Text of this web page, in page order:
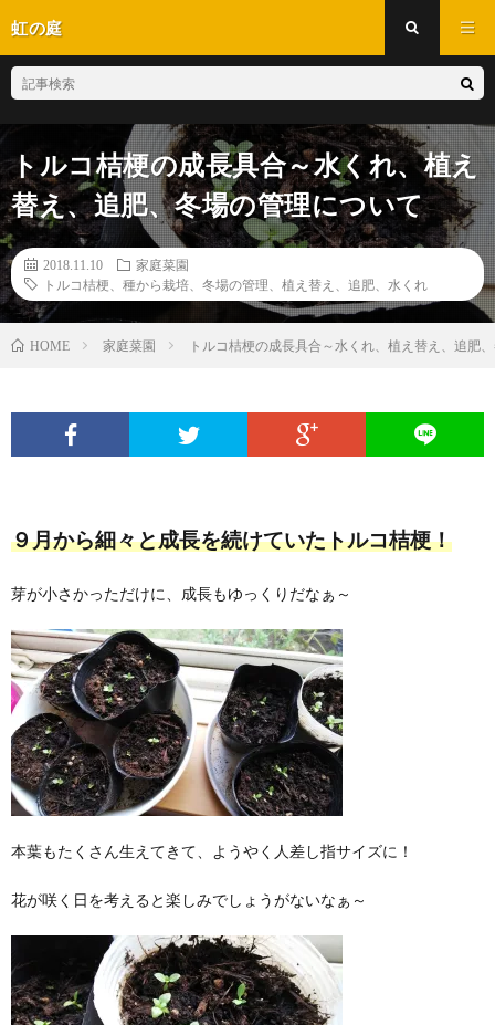
虹の庭
トルコ桔梗の成長具合～水くれ、植え
替え、追肥、冬場の管理について
2018.11.10
家庭菜園
トルコ桔梗、種から栽培、冬場の管理、植え替え、追肥、水くれ
HOME 家庭菜園 トルコ桔梗の成長具合～水くれ、植え替え、追肥
９月から細々と成長を続けていたトルコ桔梗！
芽が小さかっただけに、成長もゆっくりだなぁ～
本葉もたくさん生えてきて、ようやく人差し指サイズに！
花が咲く日を考えると楽しみでしょうがないなぁ～